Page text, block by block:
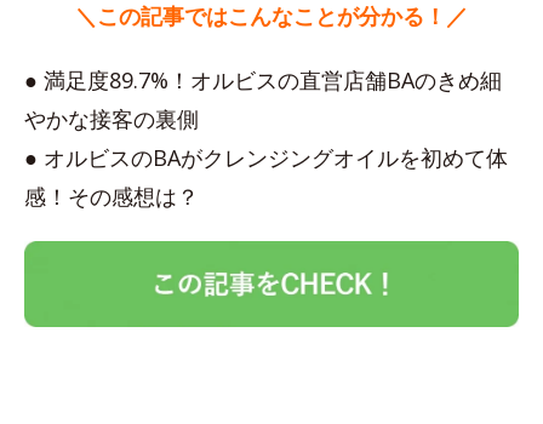
＼この記事ではこんなことが分かる！／
● 満足度89.7%！オルビスの直営店舗BAのきめ細
やかな接客の裏側
● オルビスのBAがクレンジングオイルを初めて体
感！その感想は？